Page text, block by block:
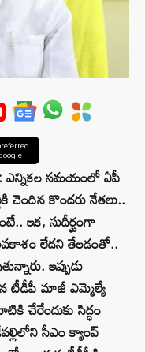
ఎన్నికల సమయంలో ఏపీ
చెందిన కొందరు నేతలు..
ఇక, సుదీర్ఘంగా
లేదని తేలడంతో..
ఇప్పుడు
టీడీపీ మాజీ ఎమ్మెల్యే
చేరేందుకు సిద్ధం
సీఎం క్యాంప్